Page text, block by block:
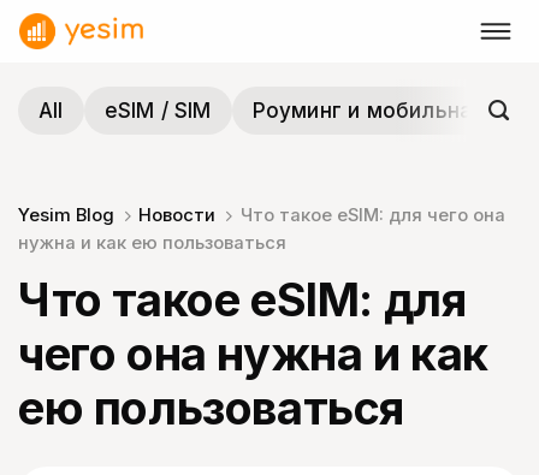
Skip
All
eSIM / SIM Роуминг и мобильная
Yesim Blog Новости
Что такое eSIM: для чего она
нужна и как ею пользоваться
Что такое eSIM: для
чего она нужна и как
ею пользоваться